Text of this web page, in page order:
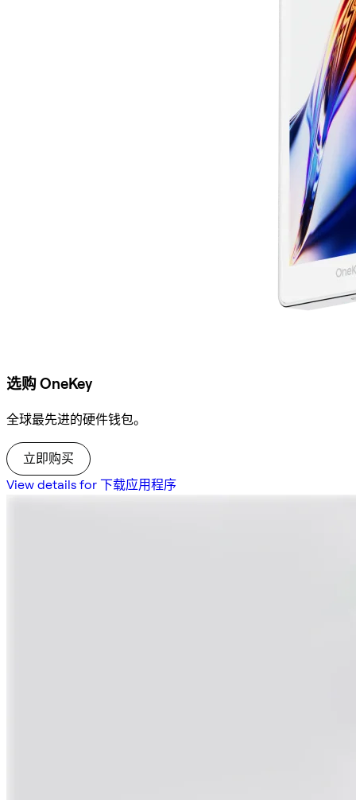
选购 OneKey
全球最先进的硬件钱包。
立即购买
View details for 下载应用程序